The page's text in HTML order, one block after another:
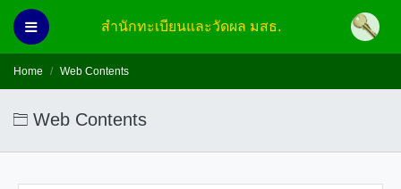
สำนักทะเบียนและวัดผล มสธ.
Home Web Contents
Web Contents